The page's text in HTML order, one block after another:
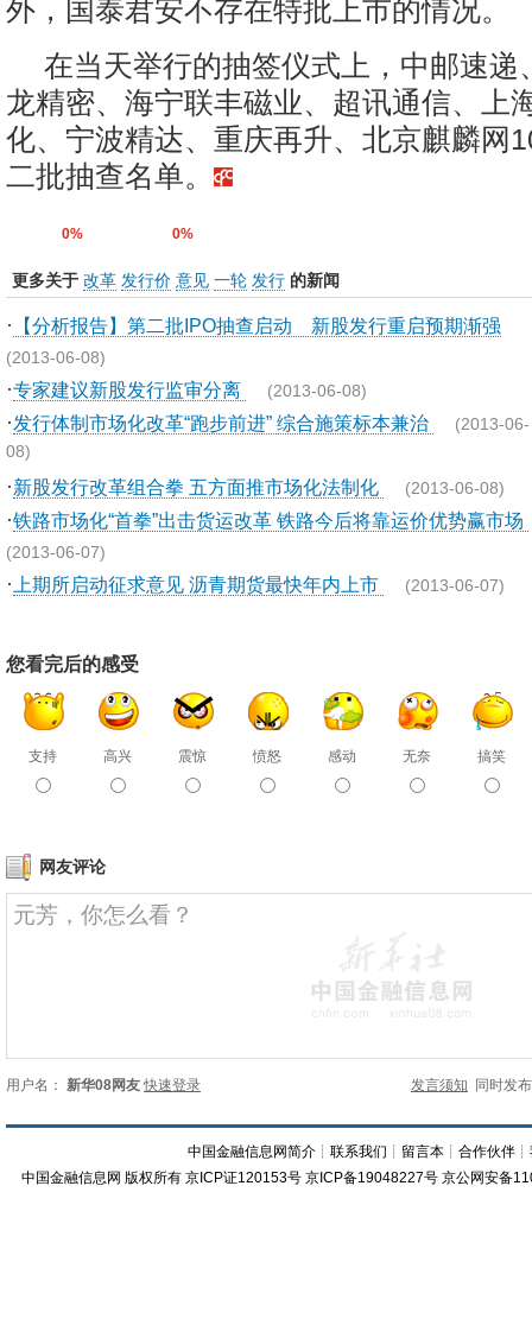
外，国泰君安不存在特批上市的情况。
在当天举行的抽签仪式上，中邮速递
龙精密、海宁联丰磁业、超讯通信、上
化、宁波精达、重庆再升、北京麒麟网
二批抽查名单。
0% 0%
更多关于 改革 发行价 意见 一轮 发行 的新闻
· 【分析报告】第二批IPO抽查启动 新股发行重启预期渐强
(2013-06-08)
·专家建议新股发行监审分离 (2013-06-08)
·发行体制市场化改革“跑步前进” 综合施策标本兼治 (2013-06-
08)
·新股发行改革组合拳 五方面推市场化法制化 (2013-06-08)
·铁路市场化“首拳”出击货运改革 铁路今后将靠运价优势赢市场
(2013-06-07)
· 上期所启动征求意见 沥青期货最快年内上市 (2013-06-07)
您看完后的感受
支持 高兴 震惊 愤怒 感动 无奈 搞笑
网友评论
用户名： 新华08网友 快速登录 发言须知 同时发
中国金融信息网简介 ┊联系我们 ┊ 留言本 ┊合作伙伴 ┊
中国金融信息网 版权所有 京ICP证120153号 京ICP备19048227号 京公网安备